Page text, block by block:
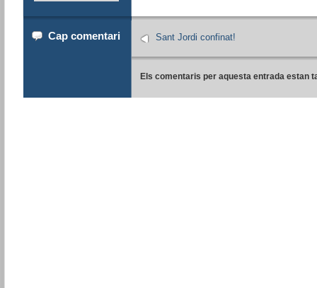
Cap comentari Sant Jordi confinat!
Els comentaris per aquesta entrada estan